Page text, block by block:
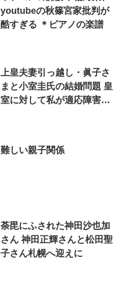
youtubeの秋篠宮家批判が
酷すぎる ＊ピアノの楽譜
上皇夫妻引っ越し・眞子さ
まと小室圭氏の結婚問題 皇
室に対して私が適応障害に
難しい親子関係
荼毘にふされた神田沙也加
さん 神田正輝さんと松田聖
子さん札幌へ迎えに